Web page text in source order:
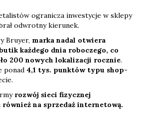
ogranicza inwestycje w sklepy
odwrotny kierunek.
Bruyer, marka nadal otwiera
każdego dnia roboczego, co
200 nowych lokalizacji rocznie.
ponad 4,1 tys. punktów typu shop-
rozwój sieci fizycznej
na sprzedaż internetową.